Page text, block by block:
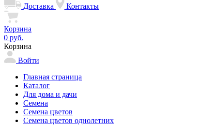
Доставка
Контакты
Корзина
0 руб.
Корзина
Войти
Главная страница
Каталог
Для дома и дачи
Семена
Семена цветов
Семена цветов однолетних